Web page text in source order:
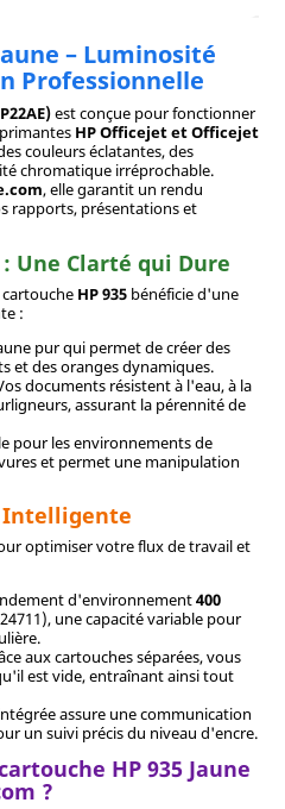
– Luminosité
Professionnelle
est conçue pour fonctionner
HP Officejet et Officejet
couleurs éclatantes, des
chromatique irréprochable.
, elle garantit un rendu
rapports, présentations et
Une Clarté qui Dure
HP 935bénéficie d'une
:
pur qui permet de créer des
et des oranges dynamiques.
documents résistent à l'eau, à la
assurant la pérennité de
pour les environnements de
et permet une manipulation
Intelligente
optimiser votre flux de travail et
d'environnement400
une capacité variable pour
aux cartouches séparées, vous
est vide, entraînant ainsi tout
assure une communication
un suivi précis du niveau d'encre.
HP 935 Jaune
?